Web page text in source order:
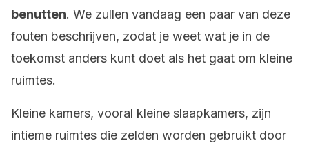
benutten. We zullen vandaag een paar van deze
fouten beschrijven, zodat je weet wat je in de
toekomst anders kunt doet als het gaat om kleine
ruimtes.
Kleine kamers, vooral kleine slaapkamers, zijn
intieme ruimtes die zelden worden gebruikt door